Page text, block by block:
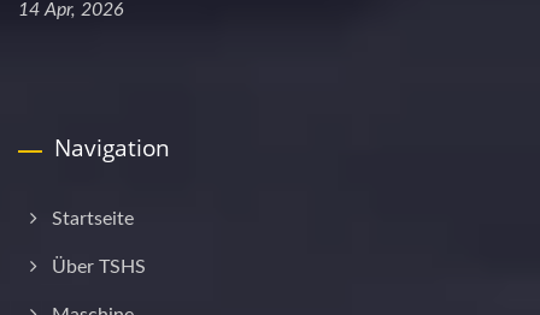
14 Apr, 2026
Navigation
Startseite
Über TSHS